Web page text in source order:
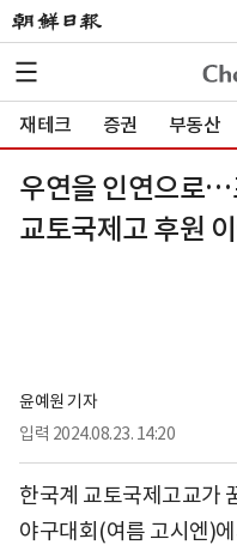
재테크 증권 부동산
우연을 인연으로
교토국제고 후원
윤예원 기자
입력 2024.08.23. 14:20
한국계 교토국제고교가
야구대회(여름 고시엔)